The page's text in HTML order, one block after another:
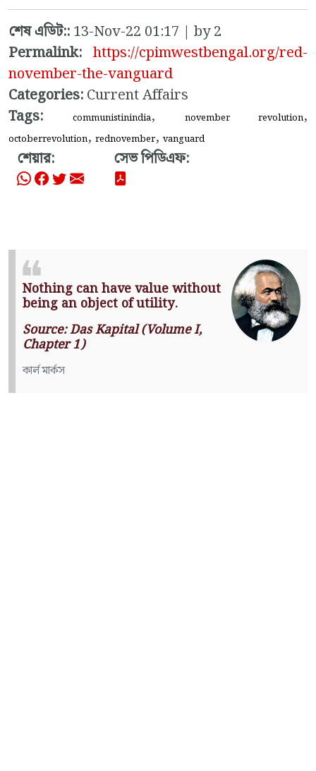
শেষ এডিট::13-Nov-22 01:17 | by 2
Permalink: https://cpimwestbengal.org/red-
november-the-vanguard
Categories:Current Affairs
Tags:
communistinindia, november revolution,
octoberrevolution, rednovember, vanguard
শেয়ার: সেভ পিডিএফ:
Nothing can have value without
being an object of utility.
Source: Das Kapital (Volume I,
Chapter 1)
কার্ল মার্কস